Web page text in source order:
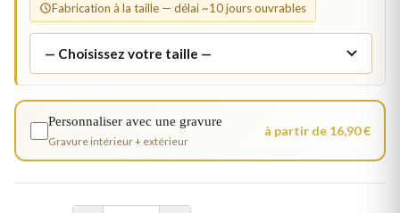
Fabrication à la taille — délai ~10 jours ouvrables
Personnaliser avec une gravure
Gravure intérieur + extérieur
à partir de 16,90 €